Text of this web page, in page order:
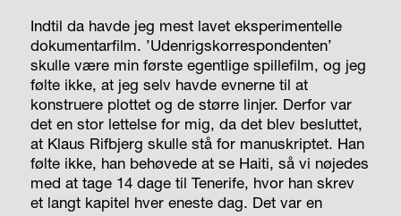
Indtil da havde jeg mest lavet eksperimentelle
dokumentarfilm. ’Udenrigskorrespondenten’
skulle være min første egentlige spillefilm, og jeg
følte ikke, at jeg selv havde evnerne til at
konstruere plottet og de større linjer. Derfor var
det en stor lettelse for mig, da det blev besluttet,
at Klaus Rifbjerg skulle stå for manuskriptet. Han
følte ikke, han behøvede at se Haiti, så vi nøjedes
med at tage 14 dage til Tenerife, hvor han skrev
et langt kapitel hver eneste dag. Det var en